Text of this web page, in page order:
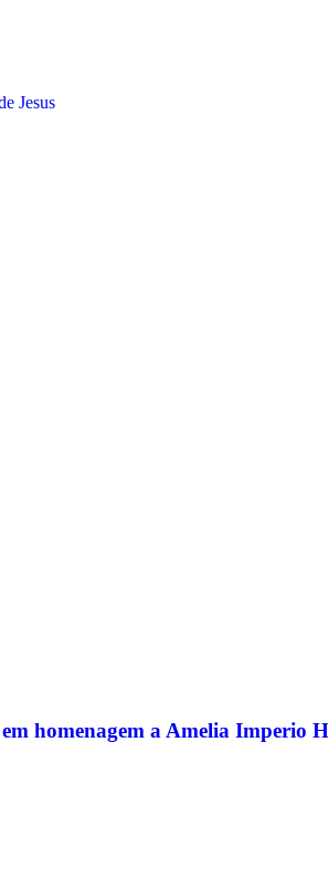
Jesus
homenagem a Amelia Imperio